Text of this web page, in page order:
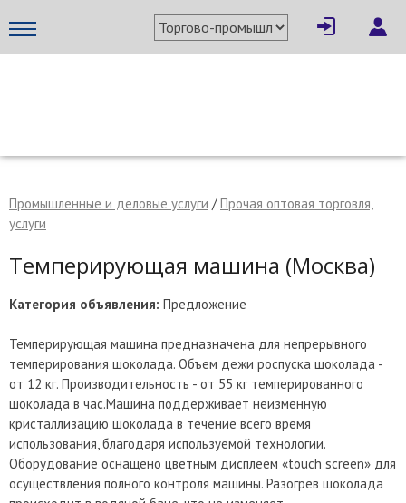
Промышленные и деловые услуги /Прочая оптовая торговля,
услуги
Темперирующая машина (Москва)
Категория объявления: Предложение
Темперирующая машина предназначена для непрерывного
темперирования шоколада. Объем дежи роспуска шоколада -
от 12 кг. Производительность - от 55 кг темперированного
шоколада в час.Машина поддерживает неизменную
кристаллизацию шоколада в течение всего время
использования, благодаря используемой технологии.
Оборудование оснащено цветным дисплеем «touch screen» для
осуществления полного контроля машины. Разогрев шоколада
× Написать поставщику
Отмена Отправить сообщение